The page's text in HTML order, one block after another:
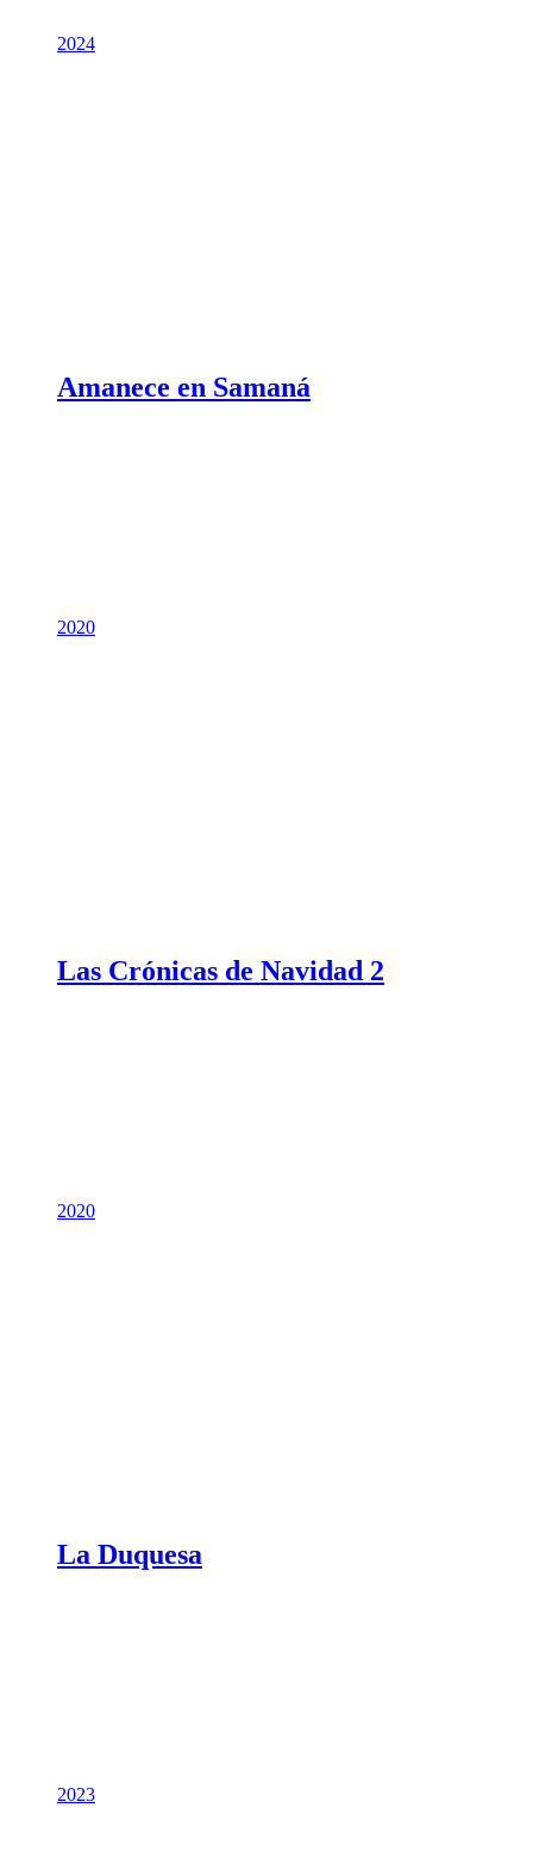
2024
Amanece en Samaná
2020
Las Crónicas de Navidad 2
2020
La Duquesa
2023